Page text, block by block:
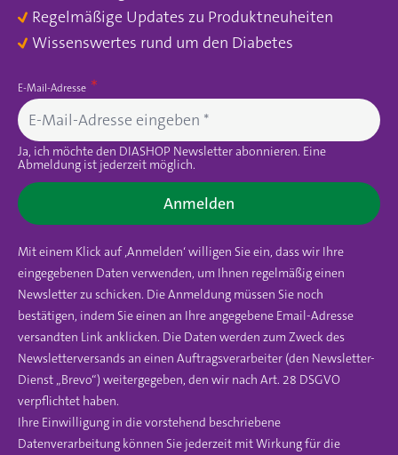
Regelmäßige Updates zu Produktneuheiten
Wissenswertes rund um den Diabetes
E-Mail-Adresse
Ja, ich möchte den DIASHOP Newsletter abonnieren. Eine
Abmeldung ist jederzeit möglich.
Anmelden
Mit einem Klick auf ‚Anmelden‘ willigen Sie ein, dass wir Ihre
eingegebenen Daten verwenden, um Ihnen regelmäßig einen
Newsletter zu schicken. Die Anmeldung müssen Sie noch
bestätigen, indem Sie einen an Ihre angegebene Email-Adresse
versandten Link anklicken. Die Daten werden zum Zweck des
Newsletterversands an einen Auftragsverarbeiter (den Newsletter-
Dienst „Brevo“) weitergegeben, den wir nach Art. 28 DSGVO
verpflichtet haben.
Ihre Einwilligung in die vorstehend beschriebene
Datenverarbeitung können Sie jederzeit mit Wirkung für die